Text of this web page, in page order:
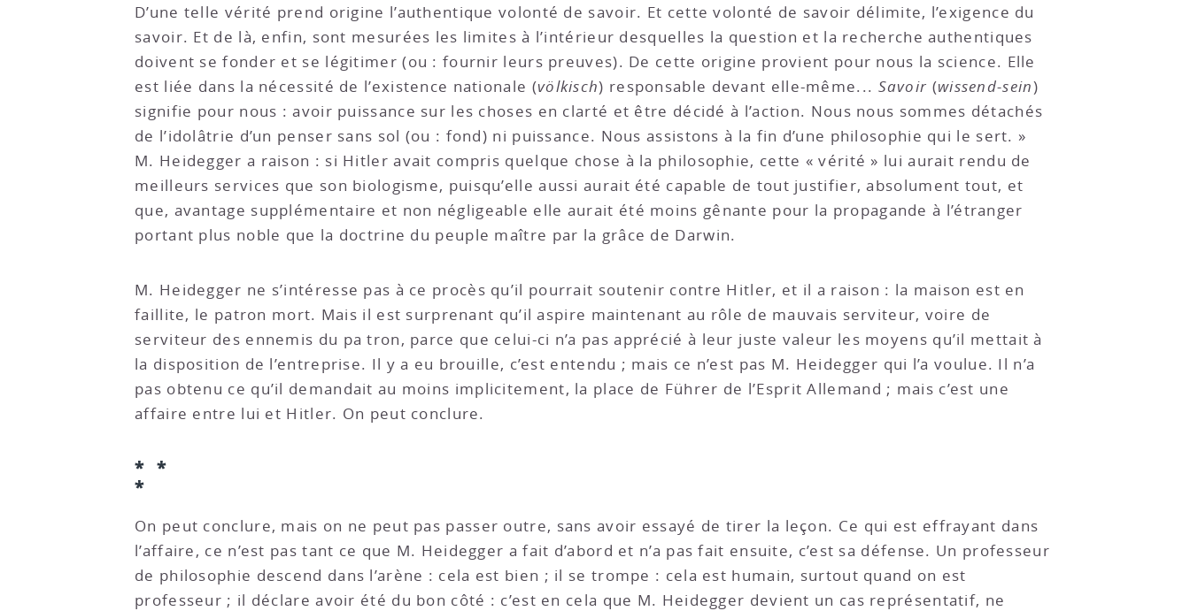
D’une telle vérité prend origine l’authentique volonté de savoir. Et cette volonté de savoir délimite, l’exigence du
savoir. Et de là, enfin, sont mesurées les limites à l’intérieur desquelles la question et la recherche authentiques
doivent se fonder et se légitimer (ou : fournir leurs preuves). De cette origine provient pour nous la science. Elle
est liée dans la nécessité de l’existence nationale (völkisch) responsable devant elle-même... Savoir (wissend-sein)
signifie pour nous : avoir puissance sur les choses en clarté et être décidé à l’action. Nous nous sommes détachés
de l’idolâtrie d’un penser sans sol (ou : fond) ni puissance. Nous assistons à la fin d’une philosophie qui le sert. »
M. Heidegger a raison : si Hitler avait compris quelque chose à la philosophie, cette « vérité » lui aurait rendu de
meilleurs services que son biologisme, puisqu’elle aussi aurait été capable de tout justifier, absolument tout, et
que, avantage supplémentaire et non négligeable elle aurait été moins gênante pour la propagande à l’étranger
portant plus noble que la doctrine du peuple maître par la grâce de Darwin.
M. Heidegger ne s’intéresse pas à ce procès qu’il pourrait soutenir contre Hitler, et il a raison : la maison est en
faillite, le patron mort. Mais il est surprenant qu’il aspire maintenant au rôle de mauvais serviteur, voire de
serviteur des ennemis du pa tron, parce que celui-ci n’a pas apprécié à leur juste valeur les moyens qu’il mettait à
la disposition de l’entreprise. Il y a eu brouille, c’est entendu ; mais ce n’est pas M. Heidegger qui l’a voulue. Il n’a
pas obtenu ce qu’il demandait au moins implicitement, la place de Führer de l’Esprit Allemand ; mais c’est une
affaire entre lui et Hitler. On peut conclure.
* *
*
On peut conclure, mais on ne peut pas passer outre, sans avoir essayé de tirer la leçon. Ce qui est effrayant dans
l’affaire, ce n’est pas tant ce que M. Heidegger a fait d’abord et n’a pas fait ensuite, c’est sa défense. Un professeur
de philosophie descend dans l’arène : cela est bien ; il se trompe : cela est humain, surtout quand on est
professeur ; il déclare avoir été du bon côté : c’est en cela que M. Heidegger devient un cas représentatif, ne